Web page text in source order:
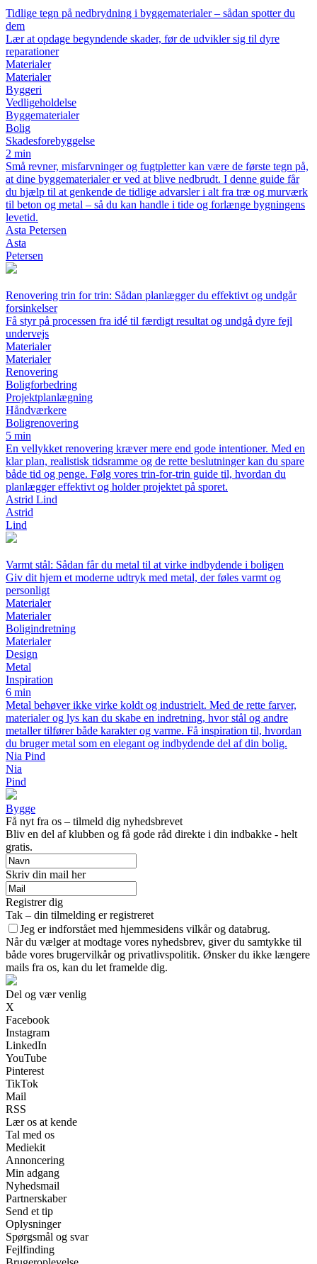
Tidlige tegn på nedbrydning i byggematerialer – sådan spotter du
dem
Lær at opdage begyndende skader, før de udvikler sig til dyre
reparationer
Materialer
Materialer
Byggeri
Vedligeholdelse
Byggematerialer
Bolig
Skadesforebyggelse
2 min
Små revner, misfarvninger og fugtpletter kan være de første tegn på,
at dine byggematerialer er ved at blive nedbrudt. I denne guide får
du hjælp til at genkende de tidlige advarsler i alt fra træ og murværk
til beton og metal – så du kan handle i tide og forlænge bygningens
levetid.
Asta Petersen
Asta
Petersen
Renovering trin for trin: Sådan planlægger du effektivt og undgår
forsinkelser
Få styr på processen fra idé til færdigt resultat og undgå dyre fejl
undervejs
Materialer
Materialer
Renovering
Boligforbedring
Projektplanlægning
Håndværkere
Boligrenovering
5 min
En vellykket renovering kræver mere end gode intentioner. Med en
klar plan, realistisk tidsramme og de rette beslutninger kan du spare
både tid og penge. Følg vores trin-for-trin guide til, hvordan du
planlægger effektivt og holder projektet på sporet.
Astrid Lind
Astrid
Lind
Varmt stål: Sådan får du metal til at virke indbydende i boligen
Giv dit hjem et moderne udtryk med metal, der føles varmt og
personligt
Materialer
Materialer
Boligindretning
Materialer
Design
Metal
Inspiration
6 min
Metal behøver ikke virke koldt og industrielt. Med de rette farver,
materialer og lys kan du skabe en indretning, hvor stål og andre
metaller tilfører både karakter og varme. Få inspiration til, hvordan
du bruger metal som en elegant og indbydende del af din bolig.
Nia Pind
Nia
Pind
Bygge
Få nyt fra os – tilmeld dig nyhedsbrevet
Bliv en del af klubben og få gode råd direkte i din indbakke - helt
gratis.
Skriv din mail her
Registrer dig
Tak – din tilmelding er registreret
Jeg er indforstået med hjemmesidens vilkår og databrug.
Når du vælger at modtage vores nyhedsbrev, giver du samtykke til
både vores brugervilkår og privatlivspolitik. Ønsker du ikke længere
mails fra os, kan du let framelde dig.
Del og vær venlig
X
Facebook
Instagram
LinkedIn
YouTube
Pinterest
TikTok
Mail
RSS
Lær os at kende
Tal med os
Mediekit
Annoncering
Min adgang
Nyhedsmail
Partnerskaber
Send et tip
Oplysninger
Spørgsmål og svar
Fejlfinding